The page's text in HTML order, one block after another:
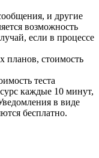
и другие
возможность
если в процессе
планов, стоимость
теста
каждые 10 минут,
в виде
бесплатно.